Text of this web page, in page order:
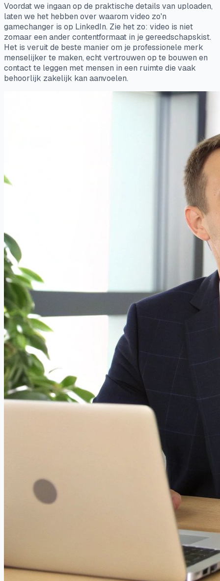
Voordat we ingaan op de praktische details van uploaden,
laten we het hebben over waarom video zo'n
gamechanger is op LinkedIn. Zie het zo: video is niet
zomaar een ander contentformaat in je gereedschapskist.
Het is veruit de beste manier om je professionele merk
menselijker te maken, echt vertrouwen op te bouwen en
contact te leggen met mensen in een ruimte die vaak
behoorlijk zakelijk kan aanvoelen.